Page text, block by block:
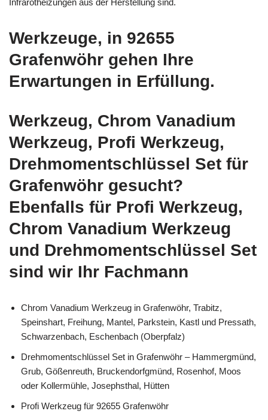
Werkzeuge, in 92655
Grafenwöhr gehen Ihre
Erwartungen in Erfüllung.
Werkzeug, Chrom Vanadium
Werkzeug, Profi Werkzeug,
Drehmomentschlüssel Set für
Grafenwöhr gesucht?
Ebenfalls für Profi Werkzeug,
Chrom Vanadium Werkzeug
und Drehmomentschlüssel Set
sind wir Ihr Fachmann
Chrom Vanadium Werkzeug in Grafenwöhr, Trabitz,
Speinshart, Freihung, Mantel, Parkstein, Kastl und Pressath,
Schwarzenbach, Eschenbach (Oberpfalz)
Drehmomentschlüssel Set in Grafenwöhr – Hammergmünd,
Grub, Gößenreuth, Bruckendorfgmünd, Rosenhof, Moos
oder Kollermühle, Josephsthal, Hütten
Profi Werkzeug für 92655 Grafenwöhr